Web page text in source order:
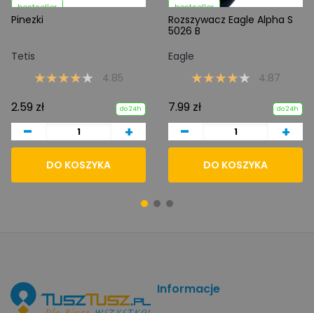
bestseller
Pinezki
Tetis
4.85
2.59 zł do 24h
- +
DO KOSZYKA
bestseller
Rozszywacz Eagle Alpha S
5026 B
Eagle
4.87
7.99 zł do 24h
- +
DO KOSZYKA
Informacje